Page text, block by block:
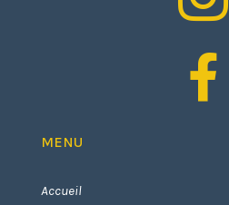

MENU
Accueil